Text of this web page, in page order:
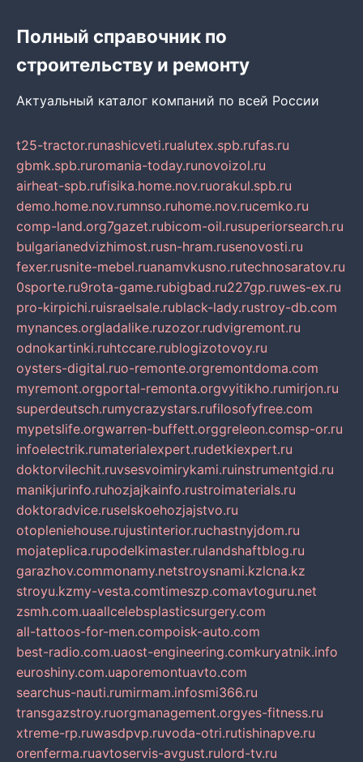
Полный справочник по
строительству и ремонту
Актуальный каталог компаний по всей России
t25-tractor.runashicveti.rualutex.spb.rufas.ru
gbmk.spb.ruromania-today.runovoizol.ru
airheat-spb.rufisika.home.nov.ruorakul.spb.ru
demo.home.nov.rumnso.ruhome.nov.rucemko.ru
comp-land.org7gazet.rubicom-oil.rusuperiorsearch.ru
bulgarianedvizhimost.rusn-hram.rusenovosti.ru
fexer.rusnite-mebel.ruanamvkusno.rutechnosaratov.ru
0sporte.ru9rota-game.rubigbad.ru227gp.ruwes-ex.ru
pro-kirpichi.ruisraelsale.rublack-lady.rustroy-db.com
mynances.orgladalike.ruzozor.rudvigremont.ru
odnokartinki.ruhtccare.rublogizotovoy.ru
oysters-digital.ruo-remonte.orgremontdoma.com
myremont.orgportal-remonta.orgvyitikho.rumirjon.ru
superdeutsch.rumycrazystars.rufilosofyfree.com
mypetslife.orgwarren-buffett.orggreleon.comsp-or.ru
infoelectrik.rumaterialexpert.rudetkiexpert.ru
doktorvilechit.ruvsesvoimirykami.ruinstrumentgid.ru
manikjurinfo.ruhozjajkainfo.rustroimaterials.ru
doktoradvice.ruselskoehozjajstvo.ru
otopleniehouse.rujustinterior.ruchastnyjdom.ru
mojateplica.rupodelkimaster.rulandshaftblog.ru
garazhov.commonamy.netstroysnami.kzlcna.kz
stroyu.kzmy-vesta.comtimeszp.comavtoguru.net
zsmh.com.uaallcelebsplasticsurgery.com
all-tattoos-for-men.compoisk-auto.com
best-radio.com.uaost-engineering.comkuryatnik.info
euroshiny.com.uaporemontuavto.com
searchus-nauti.rumirmam.infosmi366.ru
transgazstroy.ruorgmanagement.orgyes-fitness.ru
xtreme-rp.ruwasdpvp.ruvoda-otri.rutishinapve.ru
orenferma.ruavtoservis-avgust.rulord-tv.ru